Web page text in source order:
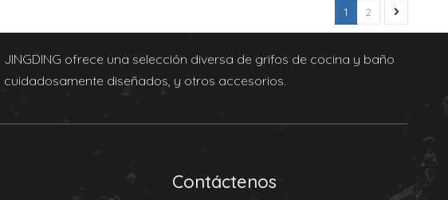
1 2
JINGDING ofrece una selección diversa de grifos de cocina y baño
cuidadosamente diseñados, y otros accesorios.
Contáctenos